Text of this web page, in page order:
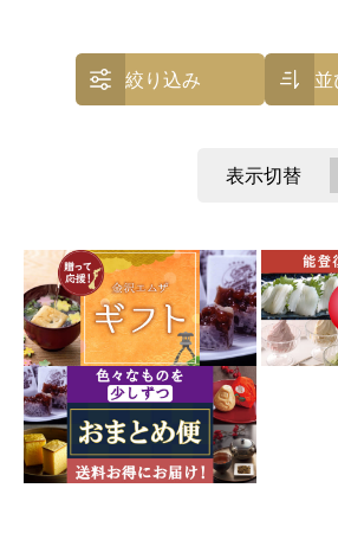
絞り込み 並
表示切替